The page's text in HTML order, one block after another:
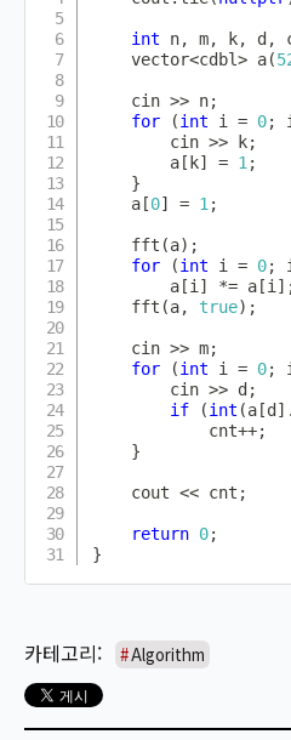
int n, m, k, d ,
    vector
<cdbl> a(
    cin
>> n;
for
(int i = 0;
        cin
>> k;
        a
[ k] = 1;
}
    a
[0] = 1;
fft (a) ;
for
(int i = 0;
        a
[i] *= a[i]
fft (a, true) ;
    cin
>> m;
for
(int i = 0;
        cin
>> d ;
if
(int (a[d ] .
            cnt
++;
}
    cout
<< cnt ;
return 0;
}
Algorithm